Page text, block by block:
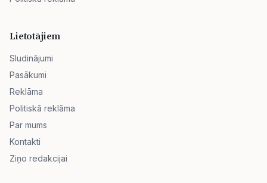
Lietotājiem
Sludinājumi
Pasākumi
Reklāma
Politiskā reklāma
Par mums
Kontakti
Ziņo redakcijai